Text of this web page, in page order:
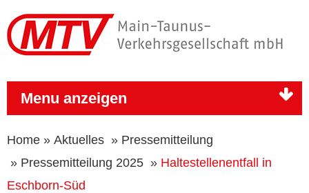
Menu anzeigen
Home » Aktuelles » Pressemitteilung
» Pressemitteilung 2025 » Haltestellenentfall in
Eschborn-Süd